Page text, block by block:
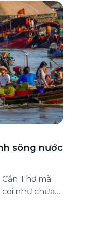
sẽ hướng
tham gia)
dụng Green
trước khi
sông nước
Thơ mà
như chưa